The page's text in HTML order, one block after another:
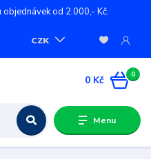
od 2.000,- Kč.
Menu
CZK
0
0 Kč